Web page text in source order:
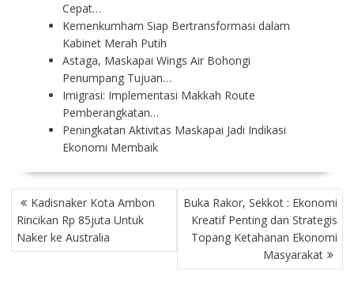
Cepat…
Kemenkumham Siap Bertransformasi dalam
Kabinet Merah Putih
Astaga, Maskapai Wings Air Bohongi
Penumpang Tujuan…
Imigrasi: Implementasi Makkah Route
Pemberangkatan…
Peningkatan Aktivitas Maskapai Jadi Indikasi
Ekonomi Membaik
P
O
S
T
Kadisnaker Kota Ambon
Rincikan Rp 85juta Untuk
Naker ke Australia
Buka Rakor, Sekkot : Ekonomi
Kreatif Penting dan Strategis
Topang Ketahanan Ekonomi
Masyarakat